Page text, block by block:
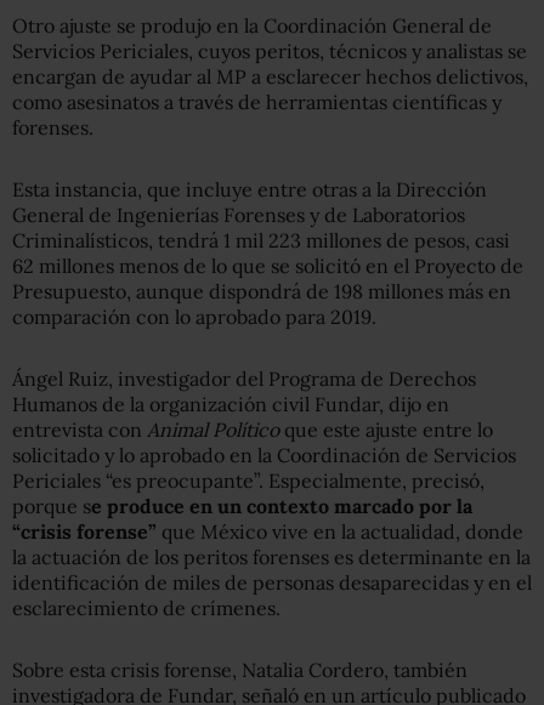
Otro ajuste se produjo en la Coordinación General de
Servicios Periciales, cuyos peritos, técnicos y analistas se
encargan de ayudar al MP a esclarecer hechos delictivos,
como asesinatos a través de herramientas científicas y
forenses.
Esta instancia, que incluye entre otras a la Dirección
General de Ingenierías Forenses y de Laboratorios
Criminalísticos, tendrá 1 mil 223 millones de pesos, casi
62 millones menos de lo que se solicitó en el Proyecto de
Presupuesto, aunque dispondrá de 198 millones más en
comparación con lo aprobado para 2019.
Ángel Ruiz, investigador del Programa de Derechos
Humanos de la organización civil Fundar, dijo en
entrevista con Animal Políticoque este ajuste entre lo
solicitado y lo aprobado en la Coordinación de Servicios
Periciales “es preocupante”. Especialmente, precisó,
porque se produce en un contexto marcado por la
“crisis forense” que México vive en la actualidad, donde
la actuación de los peritos forenses es determinante en la
identificación de miles de personas desaparecidas y en el
esclarecimiento de crímenes.
Sobre esta crisis forense, Natalia Cordero, también
investigadora de Fundar, señaló en un artículo publicado